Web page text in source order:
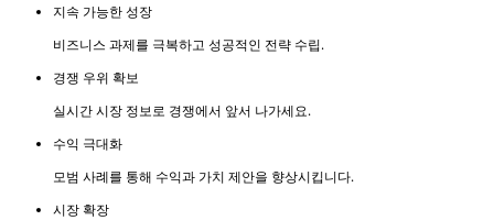
지속 가능한 성장
비즈니스 과제를 극복하고 성공적인 전략 수립.
경쟁 우위 확보
실시간 시장 정보로 경쟁에서 앞서 나가세요.
수익 극대화
모범 사례를 통해 수익과 가치 제안을 향상시킵니다.
시장 확장